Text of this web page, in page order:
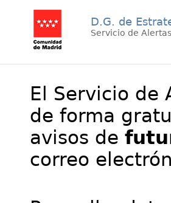
D.G. de
Servicio de
El Servicio de
de forma
avisos de
correo